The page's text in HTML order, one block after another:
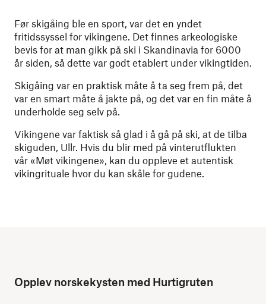
Før skigåing ble en sport, var det en yndet
fritidssyssel for vikingene. Det finnes arkeologiske
bevis for at man gikk på ski i Skandinavia for 6000
år siden, så dette var godt etablert under vikingtiden.
Skigåing var en praktisk måte å ta seg frem på, det
var en smart måte å jakte på, og det var en fin måte å
underholde seg selv på.
Vikingene var faktisk så glad i å gå på ski, at de tilba
skiguden, Ullr. Hvis du blir med på vinterutflukten
vår «Møt vikingene», kan du oppleve et autentisk
vikingrituale hvor du kan skåle for gudene.
Opplev norskekysten med Hurtigruten